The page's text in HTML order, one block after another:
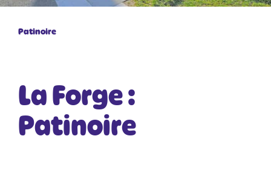
Patinoire
La Forge :
Patinoire